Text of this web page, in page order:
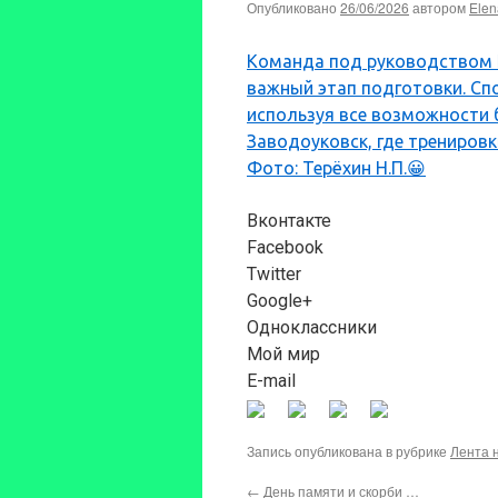
Опубликовано 26/06/2026 автором
Команда под руководством
важный этап подготовки.
используя все возможности
Заводоуковск, где
Фото: Терёхин Н.П.😀
Вконтакте
Facebook
Twitter
Google+
Одноклассники
Мой мир
E-mail
Запись опубликована в рубрике Лента
← День памяти и скорби …